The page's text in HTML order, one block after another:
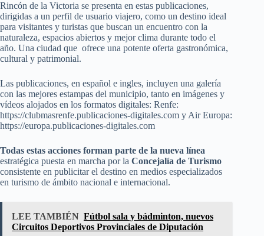
Rincón de la Victoria se presenta en estas publicaciones,
dirigidas a un perfil de usuario viajero, como un destino ideal
para visitantes y turistas que buscan un encuentro con la
naturaleza, espacios abiertos y mejor clima durante todo el
año. Una ciudad que ofrece una potente oferta gastronómica,
cultural y patrimonial.
Las publicaciones, en español e ingles, incluyen una galería
con las mejores estampas del municipio, tanto en imágenes y
vídeos alojados en los formatos digitales: Renfe:
https://clubmasrenfe.publicaciones-digitales.com y Air Europa:
https://europa.publicaciones-digitales.com
Todas estas acciones forman parte de la nueva línea
estratégica puesta en marcha por la Concejalía de Turismo
consistente en publicitar el destino en medios especializados
en turismo de ámbito nacional e internacional.
LEE TAMBIÉN Fútbol sala y bádminton, nuevos
Circuitos Deportivos Provinciales de Diputación